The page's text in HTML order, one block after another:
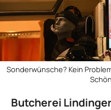
Sonderwünsche? Kein
Butcherei Lindinger